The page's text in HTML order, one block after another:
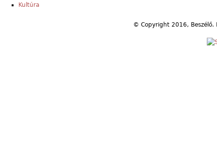
Kultúra
© Copyright 2016,